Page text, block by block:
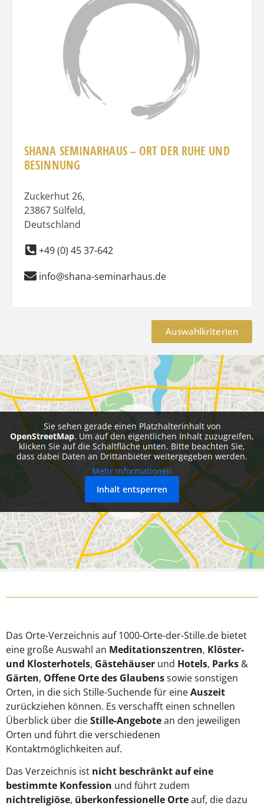
SHANA SEMINARHAUS – ORT DER RUHE UND
BESINNUNG
Zuckerhut 26,
23867Sülfeld,
Deutschland
+49 (0) 45 37-642
info@shana-seminarhaus.de
Auswahlkriterien
Sie sehen gerade einen Platzhalterinhalt von
OpenStreetMap. Um auf den eigentlichen Inhalt zuzugreifen,
klicken Sie auf die Schaltfläche unten. Bitte beachten Sie,
dass dabei Daten an Drittanbieter weitergegeben werden.
Mehr Informationen
Inhalt entsperren
Das Orte-Verzeichnis auf 1000-Orte-der-Stille.de bietet
eine große Auswahl an Meditationszentren, Klöster-
und Klosterhotels, Gästehäuser und Hotels, Parks &
Gärten, Offene Orte des Glaubenssowie sonstigen
Orten, in die sich Stille-Suchende für eineAuszeit
zurückziehen können. Es verschafft einen schnellen
Überblick über dieStille-Angebotean den jeweiligen
Orten und führt die verschiedenen
Kontaktmöglichkeiten auf.
Das Verzeichnis ist nicht beschränkt auf eine
bestimmte Konfession und führt zudem
nichtreligiöse, überkonfessionelle Orteauf, die dazu